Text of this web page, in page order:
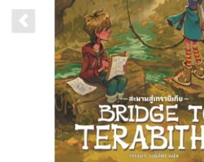
Previous slide